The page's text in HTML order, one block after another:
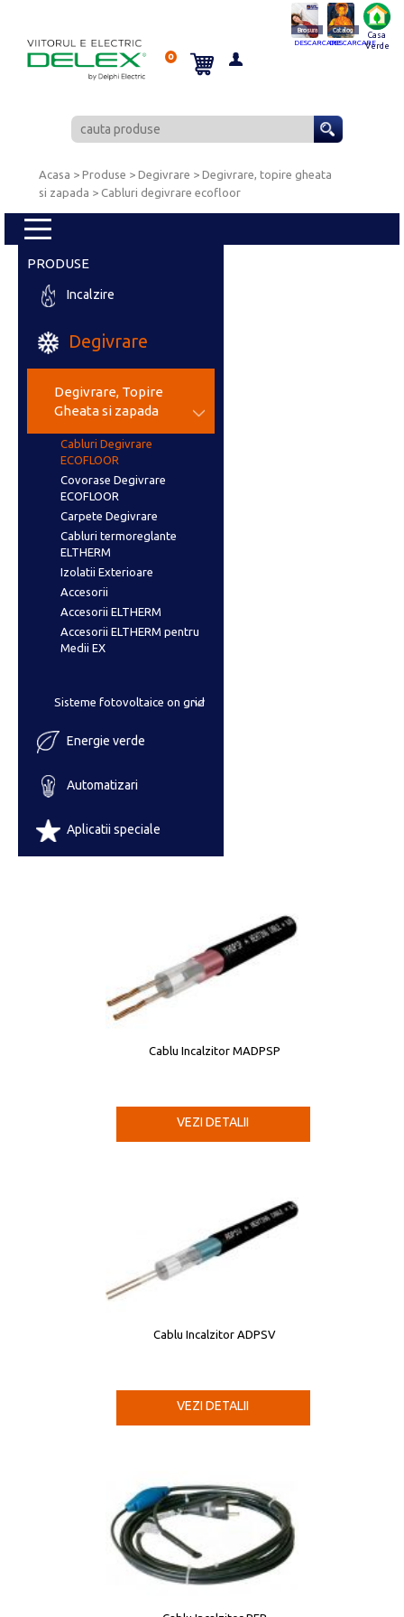
0
Brosura
DESCARCARE
Catalog
DESCARCARE
Casa
Verde
Acasa > Produse > Degivrare > Degivrare, topire gheata
si zapada > Cabluri degivrare ecofloor
PRODUSE
Incalzire
Degivrare
Degivrare, Topire
Gheata si zapada
Cabluri Degivrare
ECOFLOOR
Covorase Degivrare
ECOFLOOR
Carpete Degivrare
Cabluri termoreglante
ELTHERM
Izolatii Exterioare
Accesorii
Accesorii ELTHERM
Accesorii ELTHERM pentru
Medii EX
Sisteme fotovoltaice on grid
Energie verde
Automatizari
Aplicatii speciale
Cablu Incalzitor MADPSP
VEZI DETALII
Cablu Incalzitor ADPSV
VEZI DETALII